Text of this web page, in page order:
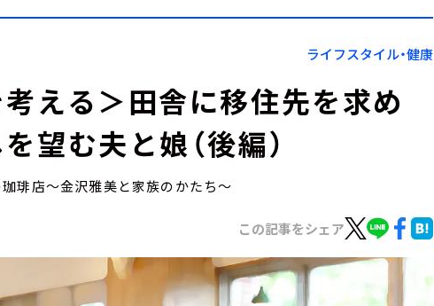
Podcast
YouTube
会社情報
ライフスタイル・健康
える＞田舎に移住先を求め
望む夫と娘（後編）
琲店～金沢雅美と家族のかたち～
この記事をシェア